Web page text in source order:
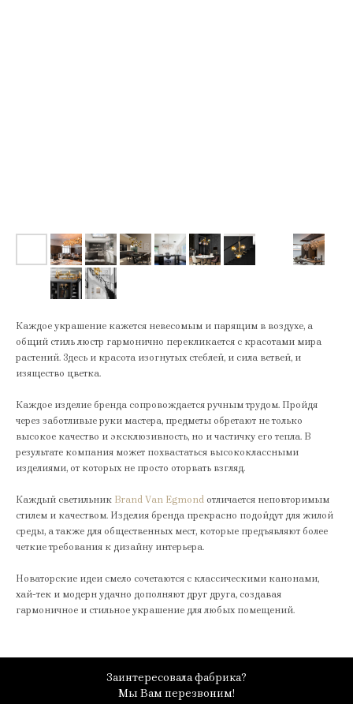
Каждое украшение кажется невесомым и парящим в воздухе, а
общий стиль люстр гармонично перекликается с красотами мира
растений. Здесь и красота изогнутых стеблей, и сила ветвей, и
изящество цветка.
Каждое изделие бренда сопровождается ручным трудом. Пройдя
через заботливые руки мастера, предметы обретают не только
высокое качество и эксклюзивность, но и частичку его тепла. В
результате компания может похвастаться высококлассными
изделиями, от которых не просто оторвать взгляд.
Каждый светильник Brand Van Egmond отличается неповторимым
стилем и качеством. Изделия бренда прекрасно подойдут для жилой
среды, а также для общественных мест, которые предъявляют более
четкие требования к дизайну интерьера.
Новаторские идеи смело сочетаются с классическими канонами,
хай-тек и модерн удачно дополняют друг друга, создавая
гармоничное и стильное украшение для любых помещений.
Заинтересовала фабрика?
Мы Вам перезвоним!